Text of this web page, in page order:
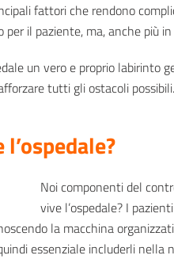
fattori che rendono
per il paziente, ma, anche più
un vero e proprio
tutti gli ostacoli possibili.
Noi componenti del
vive l’ospedale? I
la macchina
essenziale includerli